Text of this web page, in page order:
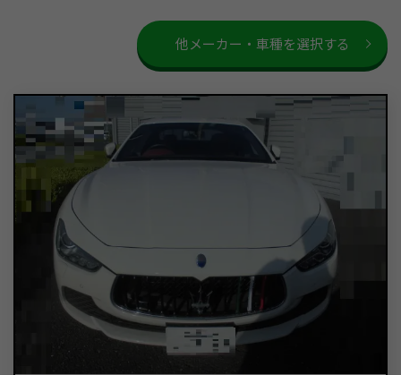
他メーカー・車種を選択する